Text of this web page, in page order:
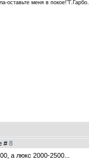
оставьте меня в покое!"Г.Гарбо.
# 8
а люкс 2000-2500...